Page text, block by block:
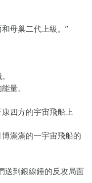
母巢二代上級。”
量。
四方的宇宙飛船上
滿滿的一宇宙飛船的
送到銀線錘的反攻局面